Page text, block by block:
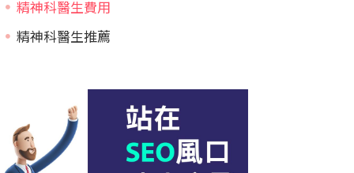
精神科醫生費用
精神科醫生推薦